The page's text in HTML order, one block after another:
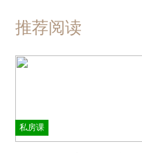
推荐阅读
私房课